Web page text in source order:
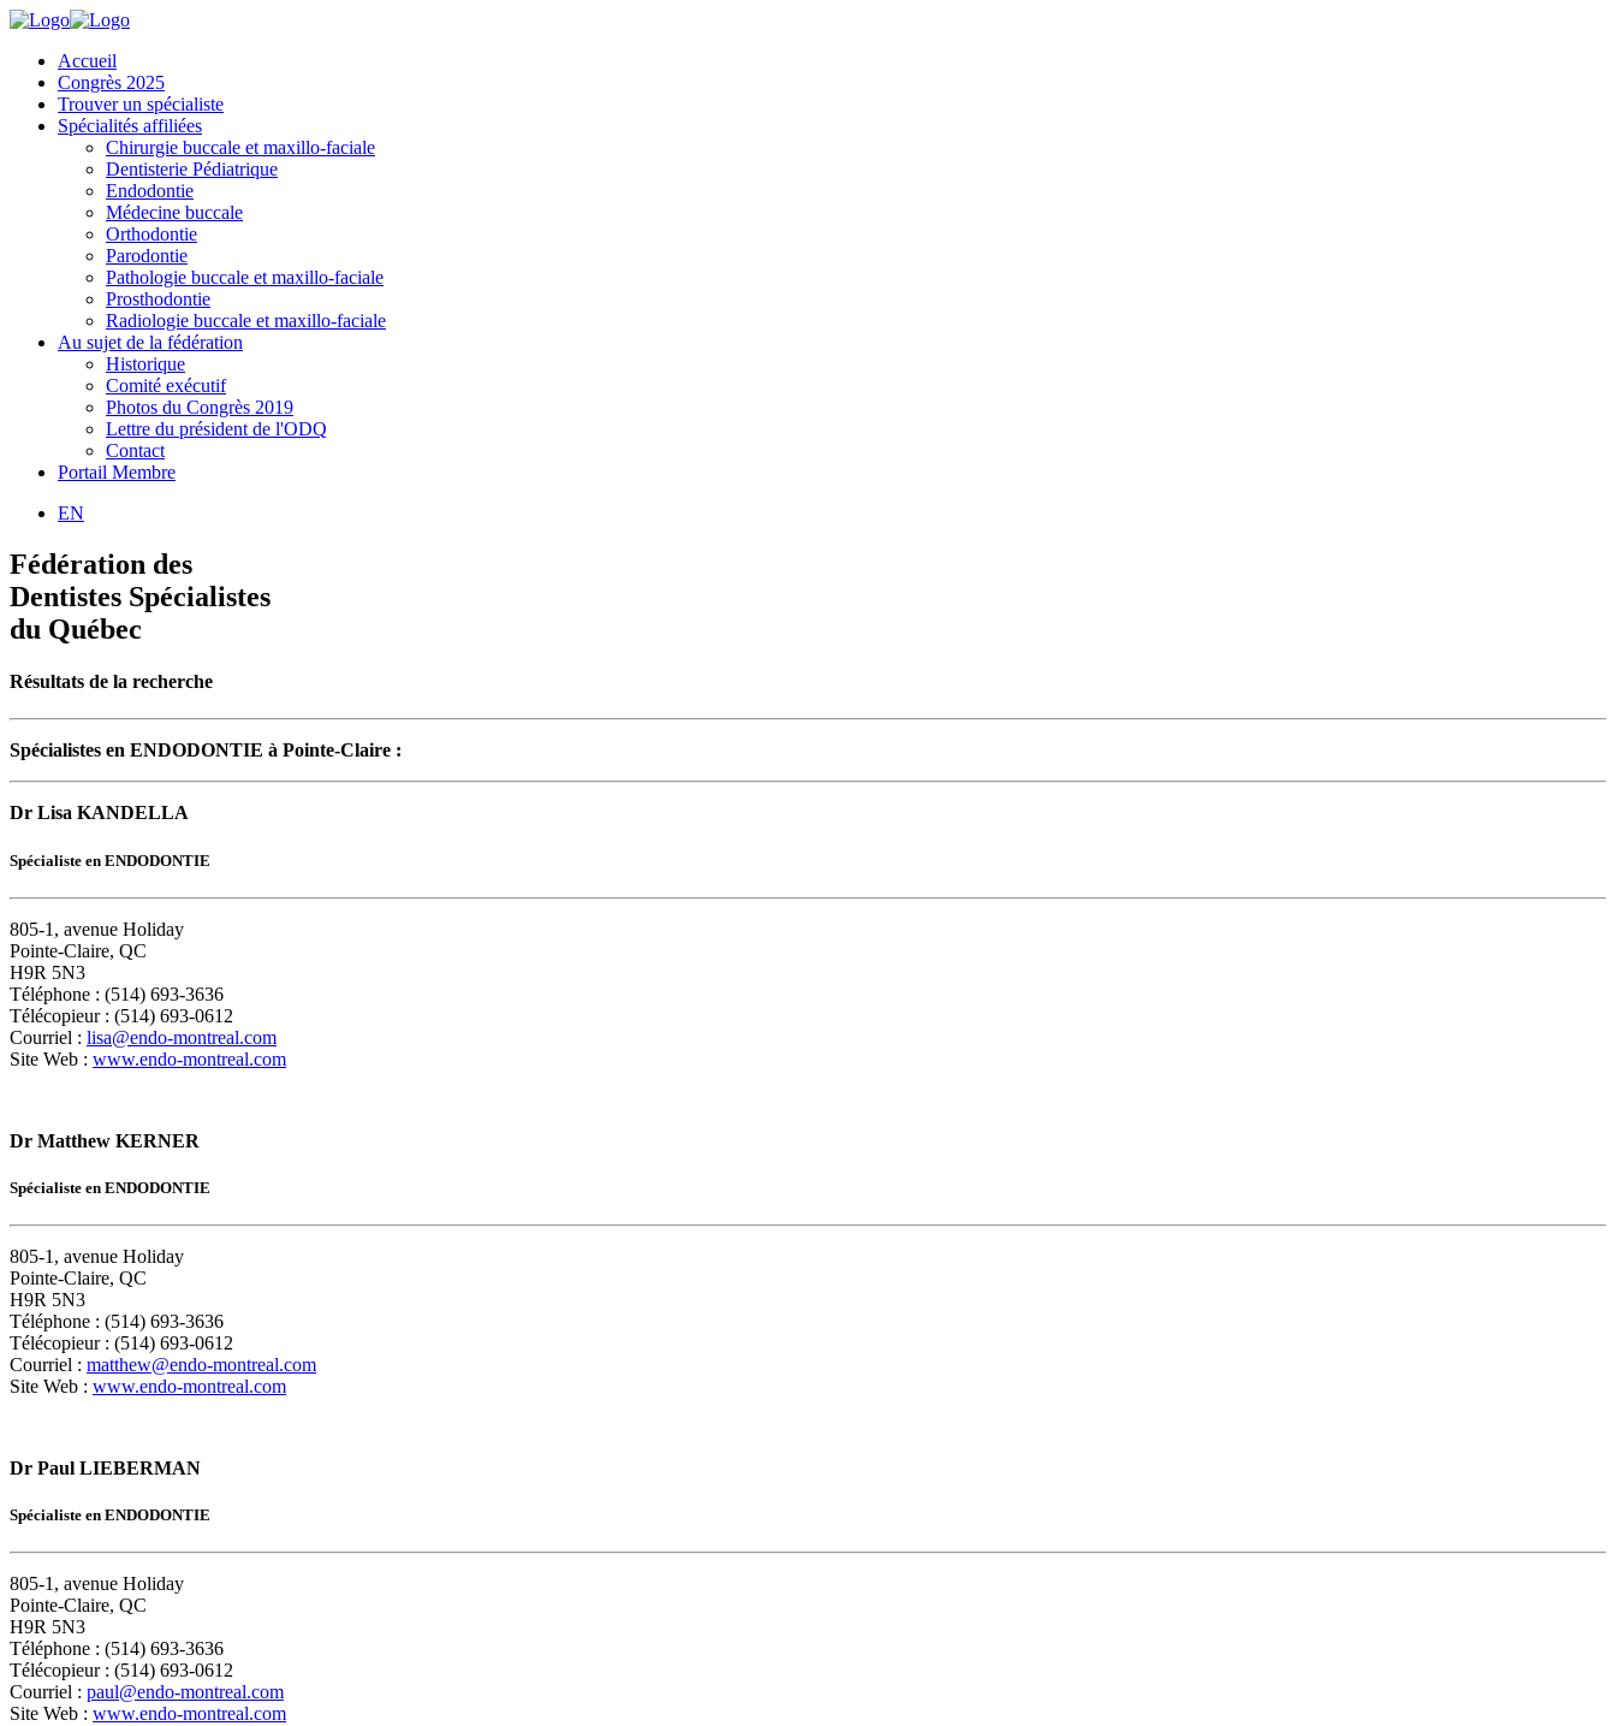
Accueil
Congrès 2025
Trouver un spécialiste
Spécialités affiliées
Chirurgie buccale et maxillo-faciale
Dentisterie Pédiatrique
Endodontie
Médecine buccale
Orthodontie
Parodontie
Pathologie buccale et maxillo-faciale
Prosthodontie
Radiologie buccale et maxillo-faciale
Au sujet de la fédération
Historique
Comité exécutif
Photos du Congrès 2019
Lettre du président de l'ODQ
Contact
Portail Membre
EN
Fédération des
Dentistes Spécialistes
du Québec
Résultats de la recherche
Spécialistes en ENDODONTIE à Pointe-Claire :
Dr Lisa KANDELLA
Spécialiste en ENDODONTIE
805-1, avenue Holiday
Pointe-Claire, QC
H9R 5N3
Téléphone : (514) 693-3636
Télécopieur : (514) 693-0612
Courriel : lisa@endo-montreal.com
Site Web : www.endo-montreal.com
Dr Matthew KERNER
Spécialiste en ENDODONTIE
805-1, avenue Holiday
Pointe-Claire, QC
H9R 5N3
Téléphone : (514) 693-3636
Télécopieur : (514) 693-0612
Courriel : matthew@endo-montreal.com
Site Web : www.endo-montreal.com
Dr Paul LIEBERMAN
Spécialiste en ENDODONTIE
805-1, avenue Holiday
Pointe-Claire, QC
H9R 5N3
Téléphone : (514) 693-3636
Télécopieur : (514) 693-0612
Courriel : paul@endo-montreal.com
Site Web : www.endo-montreal.com